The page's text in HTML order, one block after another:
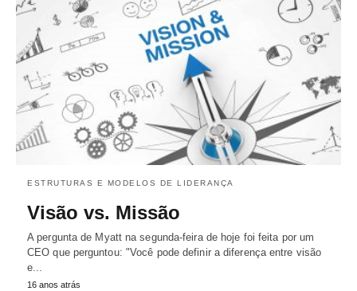
ESTRUTURAS E MODELOS DE LIDERANÇA
Visão vs. Missão
A pergunta de Myatt na segunda-feira de hoje foi feita por um
CEO que perguntou: "Você pode definir a diferença entre visão
e...
16 anos atrás